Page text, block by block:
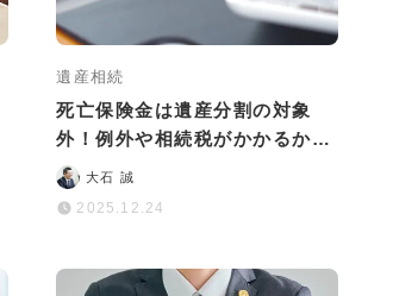
遺産相続
死亡保険金は遺産分割の対象
外！例外や相続税がかかるかど
うかも解説
大石 誠
2025.12.24